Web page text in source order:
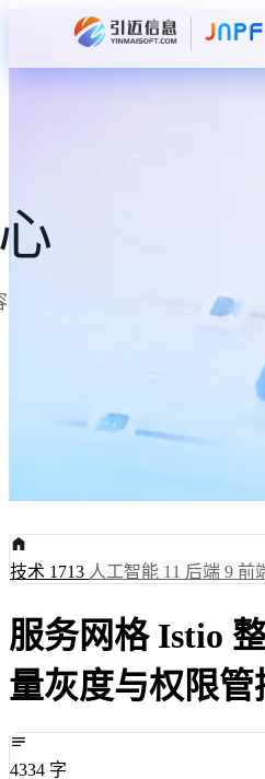
技术 1713 人工智能 11 后端 9 前
服务网格 Istio
量灰度与权限管
4334 字